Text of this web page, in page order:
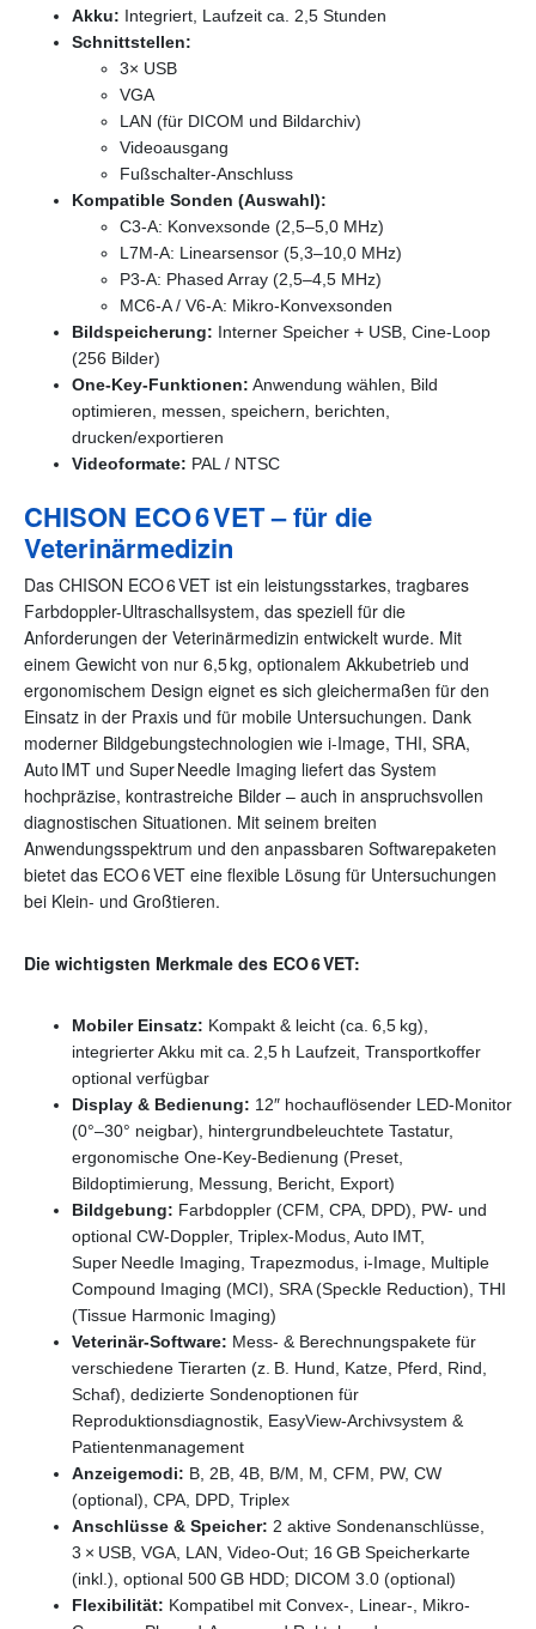
Akku: Integriert, Laufzeit ca. 2,5 Stunden
Schnittstellen:
3× USB
VGA
LAN (für DICOM und Bildarchiv)
Videoausgang
Fußschalter-Anschluss
Kompatible Sonden (Auswahl):
C3-A: Konvexsonde (2,5–5,0 MHz)
L7M-A: Linearsensor (5,3–10,0 MHz)
P3-A: Phased Array (2,5–4,5 MHz)
MC6-A / V6-A: Mikro-Konvexsonden
Bildspeicherung: Interner Speicher + USB, Cine-Loop
(256 Bilder)
One-Key-Funktionen: Anwendung wählen, Bild
optimieren, messen, speichern, berichten,
drucken/exportieren
Videoformate: PAL / NTSC
CHISON ECO 6 VET – für die
Veterinärmedizin
Das CHISON ECO 6 VET ist ein leistungsstarkes, tragbares
Farbdoppler-Ultraschallsystem, das speziell für die
Anforderungen der Veterinärmedizin entwickelt wurde. Mit
einem Gewicht von nur 6,5 kg, optionalem Akkubetrieb und
ergonomischem Design eignet es sich gleichermaßen für den
Einsatz in der Praxis und für mobile Untersuchungen. Dank
moderner Bildgebungstechnologien wie i‑Image, THI, SRA,
Auto IMT und Super Needle Imaging liefert das System
hochpräzise, kontrastreiche Bilder – auch in anspruchsvollen
diagnostischen Situationen. Mit seinem breiten
Anwendungsspektrum und den anpassbaren Softwarepaketen
bietet das ECO 6 VET eine flexible Lösung für Untersuchungen
bei Klein- und Großtieren.
Die wichtigsten Merkmale des ECO 6 VET:
Mobiler Einsatz: Kompakt & leicht (ca. 6,5 kg),
integrierter Akku mit ca. 2,5 h Laufzeit, Transportkoffer
optional verfügbar
Display & Bedienung: 12″ hochauflösender LED-Monitor
(0°–30° neigbar), hintergrundbeleuchtete Tastatur,
ergonomische One-Key-Bedienung (Preset,
Bildoptimierung, Messung, Bericht, Export)
Bildgebung: Farbdoppler (CFM, CPA, DPD), PW- und
optional CW-Doppler, Triplex-Modus, Auto IMT,
Super Needle Imaging, Trapezmodus, i‑Image, Multiple
Compound Imaging (MCI), SRA (Speckle Reduction), THI
(Tissue Harmonic Imaging)
Veterinär-Software: Mess- & Berechnungspakete für
verschiedene Tierarten (z. B. Hund, Katze, Pferd, Rind,
Schaf), dedizierte Sondenoptionen für
Reproduktionsdiagnostik, EasyView-Archivsystem &
Patientenmanagement
Anzeigemodi: B, 2B, 4B, B/M, M, CFM, PW, CW
(optional), CPA, DPD, Triplex
Anschlüsse & Speicher: 2 aktive Sondenanschlüsse,
3 × USB, VGA, LAN, Video-Out; 16 GB Speicherkarte
(inkl.), optional 500 GB HDD; DICOM 3.0 (optional)
Flexibilität: Kompatibel mit Convex-, Linear-, Mikro-